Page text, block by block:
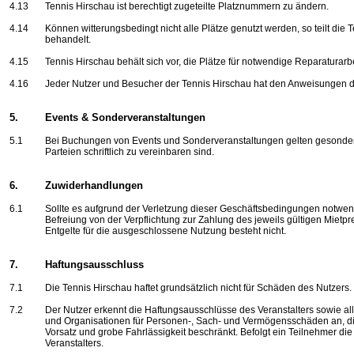
4.13
Tennis Hirschau ist berechtigt zugeteilte Platznummern zu ändern.
4.14
Können witterungsbedingt nicht alle Plätze genutzt werden, so teilt
behandelt.
4.15
Tennis Hirschau behält sich vor, die Plätze für notwendige
4.16
Jeder Nutzer und Besucher der Tennis Hirschau hat den Anweisungen
5. Events & Sonderveranstaltungen
5.1
Bei Buchungen von Events und Sonderveranstaltungen gelten
Parteien schriftlich zu vereinbaren sind.
6. Zuwiderhandlungen
6.1
Sollte es aufgrund der Verletzung dieser Geschäftsbedingungen
Befreiung von der Verpflichtung zur Zahlung des jeweils gültigen
Entgelte für die ausgeschlossene Nutzung besteht nicht.
7. Haftungsausschluss
7.1
Die Tennis Hirschau haftet grundsätzlich nicht für Schäden des Nutzers.
7.2
Der Nutzer erkennt die Haftungsausschlüsse des Veranstalters sowie
und Organisationen für Personen-, Sach- und Vermögensschäden an,
Vorsatz und grobe Fahrlässigkeit beschränkt. Befolgt ein Teilnehmer
Veranstalters.